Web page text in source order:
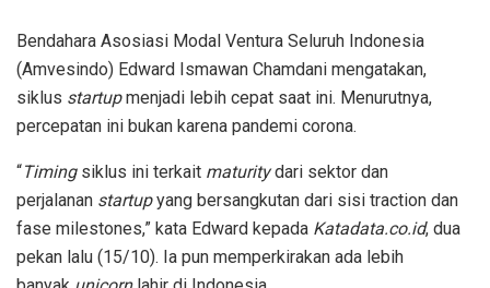
Bendahara Asosiasi Modal Ventura Seluruh Indonesia
(Amvesindo) Edward Ismawan Chamdani mengatakan,
siklus startupmenjadi lebih cepat saat ini. Menurutnya,
percepatan ini bukan karena pandemi corona.
“Timingsiklus ini terkait maturitydari sektor dan
perjalanan startupyang bersangkutan dari sisi traction dan
fase milestones,” kata Edward kepada Katadata.co.id, dua
pekan lalu (15/10). Ia pun memperkirakan ada lebih